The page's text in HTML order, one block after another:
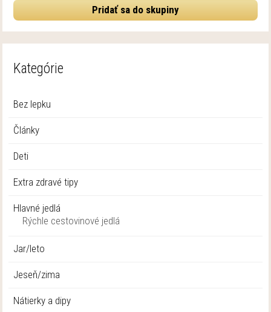
Pridať sa do skupiny
Kategórie
Bez lepku
Články
Deti
Extra zdravé tipy
Hlavné jedlá
Rýchle cestovinové jedlá
Jar/leto
Jeseň/zima
Nátierky a dipy